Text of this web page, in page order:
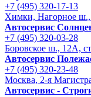
+7 (495) 320-17-13
Химки, Нагорное ш.,
Автосервис
+7 (495) 320-03-28
Боровское ш., 12А,
Автосервис
+7 (495) 320-23-48
Москва, 2-я
Автосервис -